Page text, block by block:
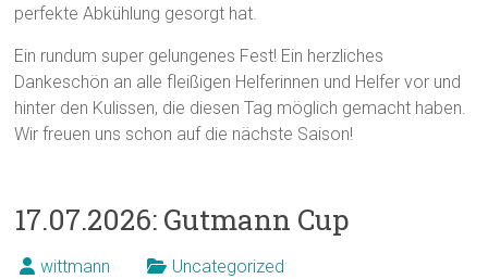
perfekte Abkühlung gesorgt hat.
Ein rundum super gelungenes Fest! Ein herzliches
Dankeschön an alle fleißigen Helferinnen und Helfer vor und
hinter den Kulissen, die diesen Tag möglich gemacht haben.
Wir freuen uns schon auf die nächste Saison!
17.07.2026: Gutmann Cup
wittmann Uncategorized